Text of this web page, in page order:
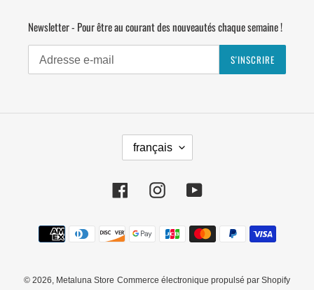
Newsletter - Pour être au courant des nouveautés chaque semaine !
S'INSCRIRE
L
A
G
U
français
FacebookInstagramYouTube
Moyens
de
© 2026, Metaluna Store Commerce électronique propulsé par Shopify